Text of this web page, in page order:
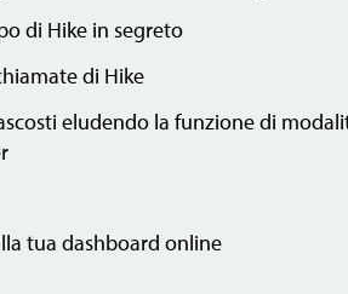
di Hike in segreto
di Hike
eludendo la funzione di
tua dashboard online